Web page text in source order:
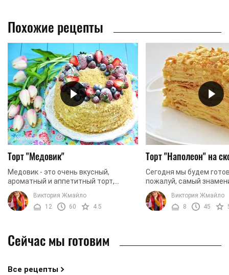
Похожие рецепты
Торт "Медовик"
Медовик - это очень вкусный,
ароматный и аппетитный торт,
рецепт которого известен уже на
протяжении длительного времени.
Коржи для торта, ...
Виктория Жмайло
12
60 4.5
Торт "Наполеон" на
Сегодня мы будем
пожалуй, самый
император. Да, мы
именно торт Наполеон.
рецепт будет
Виктория Жмайло
8
45
Сейчас мы готовим
Все рецепты